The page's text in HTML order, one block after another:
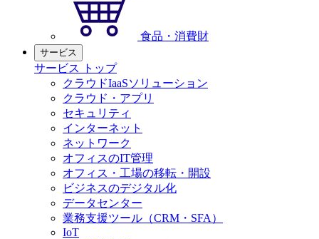
食品・消費財
サービス
サービス トップ
クラウドIaaSソリューション
クラウド・アプリ
セキュリティ
インターネット
ネットワーク
オフィスのIT管理
オフィス・工場の移転・開設
ビジネスのデジタル化
データセンター
業務支援ツール（CRM・SFA）
IoT